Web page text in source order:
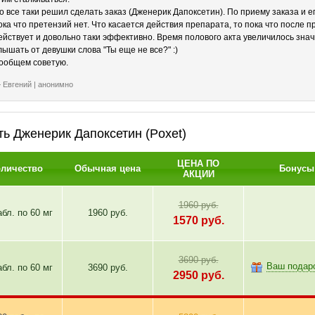
действия:
– примерно через полчаса после приема всего одной дозы Poxet.
Эффект – на протяжении двух-трех часов.
Действующий компонент Дапоксетин (dapoxetine). В одной таблетке находится
применения и дозы
рекомендуют принять таблетку примерно за полчаса или час до секса.
партнера рядом и качественной прелюдии.
Действующее вещество не вызывает никакого спонтанного
препарата курсом на протяжении нескольких месяцев приводит к
можно принимать как при необходимости, так и длительно (препарат не
все таки решил сделать заказ (Дженерик Дапоксетин). По приему заказа и
что претензий нет. Что касается действия препарата, то пока что после
и довольно таки эффективно. Время полового акта увеличилось
от девушки слова "Ты еще не все?" :)
советую.
Евгений | анонимно
Дженерик Дапоксетин (Poxet)
Обычная цена
ЦЕНА ПО
АКЦИИ
Бонусы
по 60 мг 1960 руб.
1960 руб.
1570руб.
по 60 мг 3690 руб.
3690 руб.
2950руб.
Ваш